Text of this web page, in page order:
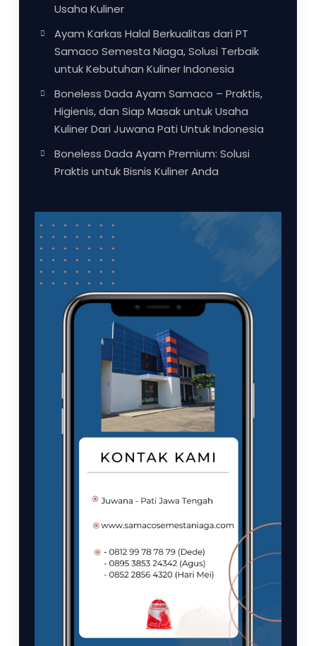
Usaha Kuliner
Ayam Karkas Halal Berkualitas dari PT
Samaco Semesta Niaga, Solusi Terbaik
untuk Kebutuhan Kuliner Indonesia
Boneless Dada Ayam Samaco – Praktis,
Higienis, dan Siap Masak untuk Usaha
Kuliner Dari Juwana Pati Untuk Indonesia
Boneless Dada Ayam Premium: Solusi
Praktis untuk Bisnis Kuliner Anda